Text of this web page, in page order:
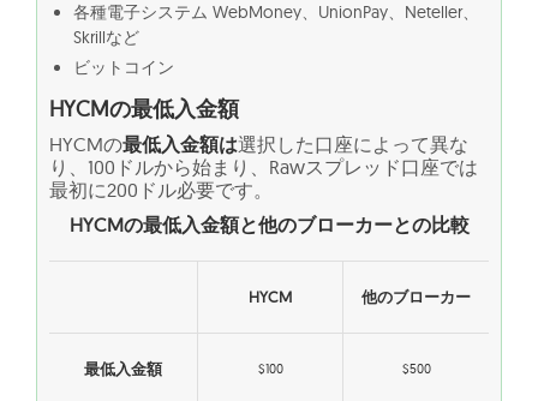
各種電子システム WebMoney、UnionPay、Neteller、
Skrillなど
ビットコイン
HYCMの最低入金額
HYCMの最低入金額は選択した口座によって異な
り、100ドルから始まり、Rawスプレッド口座では
最初に200ドル必要です。
HYCMの最低入金額と他のブローカーとの比較
HYCM 他のブローカー
最低入金額 $100 $500